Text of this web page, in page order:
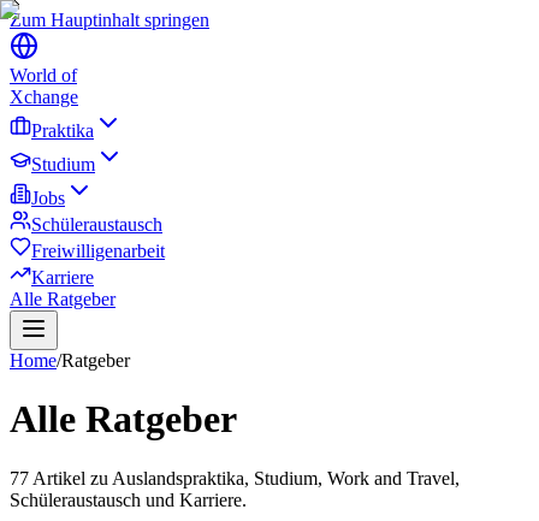
Zum Hauptinhalt springen
World of
Xchange
Praktika
Studium
Jobs
Schüleraustausch
Freiwilligenarbeit
Karriere
Alle Ratgeber
Home/Ratgeber
Alle Ratgeber
77 Artikel zu Auslandspraktika, Studium, Work and Travel,
Schüleraustausch und Karriere.